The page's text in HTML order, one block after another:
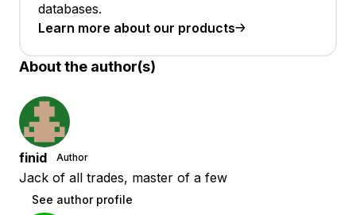
databases.
Learn more about our products
About the author(s)
finid Author
Jack of all trades, master of a few
See author profile